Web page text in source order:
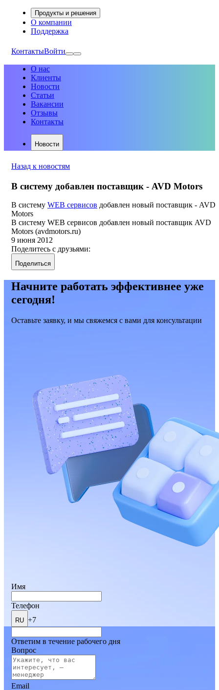
Продукты и решения
О компании
Поддержка
КонтактыВойти
О нас
Клиенты
Новости
Статьи
Вакансии
Отзывы
Контакты
Новости
Назад к новостям
В систему добавлен поставщик - AVD Motors
В систему WEB сервисов добавлен новый поставщик - AVD
Motors
В систему WEB сервисов добавлен новый поставщик AVD
Motors (avdmotors.ru)
9 июня 2012
Поделитесь с друзьями:
Поделиться
Начните работать эффективнее уже
сегодня!
Оставьте заявку, и мы свяжемся с вами для консультации
Имя
Телефон
RU +7
Ответим в течение рабочего дня
Вопрос
Email